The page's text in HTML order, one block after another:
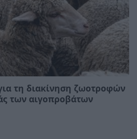
τη διακίνηση ζωοτροφών
των αιγοπροβάτων